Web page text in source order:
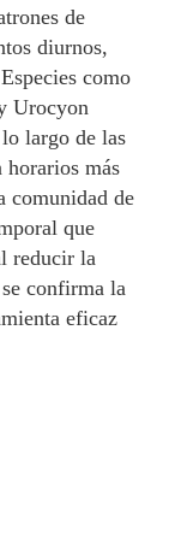
de
diurnos,
como
Urocyon
largo de las
horarios más
comunidad de
que
reducir la
confirma la
eficaz